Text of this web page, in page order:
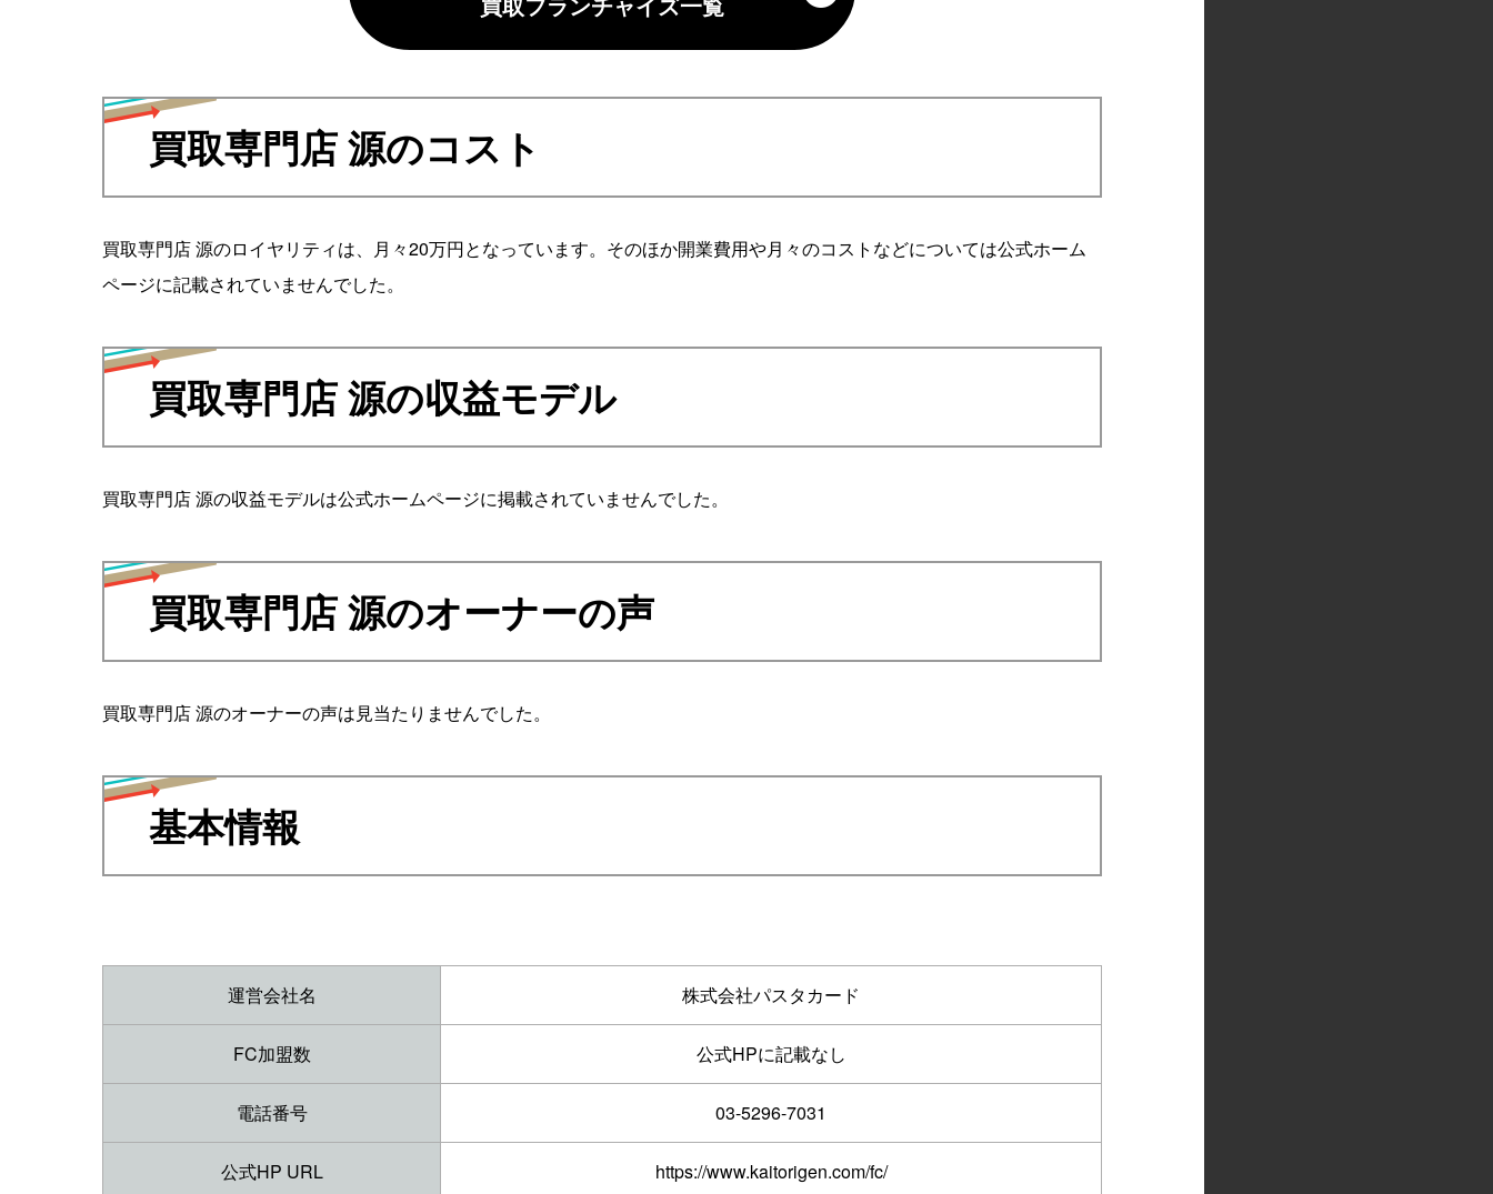
買取専門店 源のコスト
買取専門店 源のロイヤリティは、月々20万円となっています。そのほか開業費用や月々のコストなどについては公式ホーム
ページに記載されていませんでした。
買取専門店 源の収益モデル
買取専門店 源の収益モデルは公式ホームページに掲載されていませんでした。
買取専門店 源のオーナーの声
買取専門店 源のオーナーの声は見当たりませんでした。
基本情報
運営会社名 株式会社パスタカード
FC加盟数 公式HPに記載なし
電話番号 03-5296-7031
公式HP URL https://www.kaitorigen.com/fc/